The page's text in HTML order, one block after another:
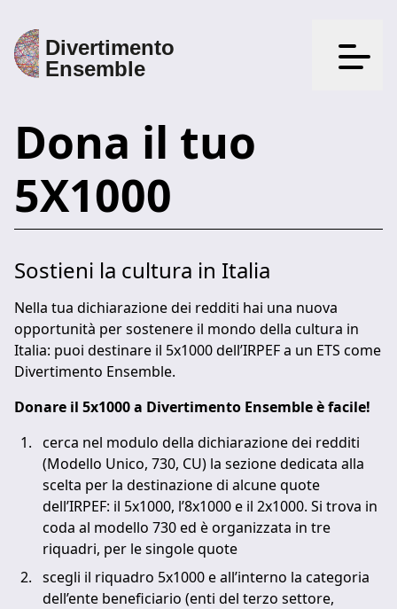
Apri il
Dona il tuo
5X1000
Sostieni la cultura in Italia
Nella tua dichiarazione dei redditi hai una nuova
opportunità per sostenere il mondo della cultura in
Italia: puoi destinare il 5x1000 dell’IRPEF a un ETS come
Divertimento Ensemble​.​
Donare il 5x1000 a Divertimento Ensemble è facile!
cerca nel modulo della dichiarazione dei redditi
(Modello Unico, 730, CU) la sezione dedicata alla
scelta per la destinazione di alcune quote
dell’IRPEF: il 5x1000, l’8x1000 e il 2x1000. Si trova in
coda al modello 730 ed è organizzata in tre
riquadri, per le singole quote
scegli il riquadro 5x1000 e all’interno la categoria
dell’ente beneficiario (enti del terzo settore,